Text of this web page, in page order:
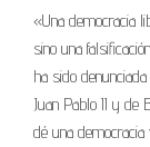
«Una democracia
sino una
ha sido
Juan Pablo II y de
dé una